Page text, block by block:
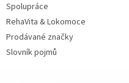
Spolupráce
RehaVita & Lokomoce
Prodávané značky
Slovník pojmů